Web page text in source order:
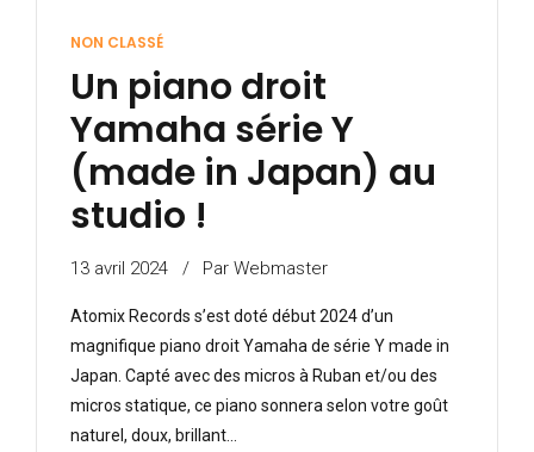
NON CLASSÉ
Un piano droit
Yamaha série Y
(made in Japan) au
studio !
13 avril 2024 Par Webmaster
Atomix Records s’est doté début 2024 d’un
magnifique piano droit Yamaha de série Y made in
Japan. Capté avec des micros à Ruban et/ou des
micros statique, ce piano sonnera selon votre goût
naturel, doux, brillant…